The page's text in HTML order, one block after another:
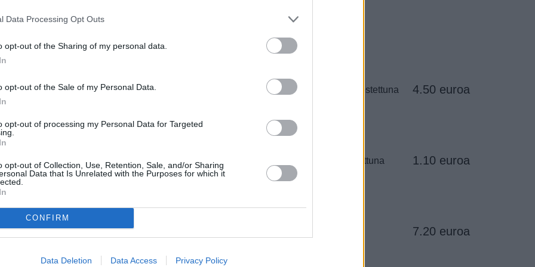
Data Processing Opt Outs
opt-out of the Sharing of my personal data.
opt-out of the Sale of my Personal Data.
opt-out of processing my Personal Data for Targeted
opt-out of Collection, Use, Retention, Sale, and/or Sharing
Data that Is Unrelated with the Purposes for which it
CONFIRM
Data Deletion Data Access Privacy Policy
Viini, olut ja tupakka
Pullo keskihintaista viiniä kaupasta ostettuna 4.50 euroa
Pullo paikallista olutta kaupasta ostettuna 1.10 euroa
7.20 euroa